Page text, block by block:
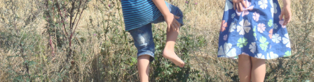
Stillinger
Sponsorer mm.
Log ind